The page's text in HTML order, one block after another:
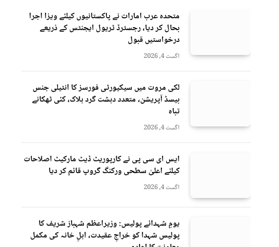
متحدہ عرب امارات نے پاکستانیوں کیلئے ویزا اجرا
بحال کر دیا، رجسٹرڈ ٹریول ایجنٹس کے ذریعے
درخواستیں قبول
اگست 4, 2026
لکی مروت میں سیکیورٹی فورسز کا انٹیلی جنس
بیسڈ آپریشن، متعدد دہشت گرد ہلاک، کئی ٹھکانے
تباہ
اگست 4, 2026
ایس ای سی پی نے کارپوریٹ ڈیٹ مارکیٹ اصلاحات
کیلئے اعلیٰ سطحی ورکنگ گروپ قائم کر دیا
اگست 4, 2026
یومِ شہدائے پولیس: وزیراعظم شہباز شریف کا
پولیس شہدا کو خراجِ عقیدت، اہلِ خانہ کی مکمل